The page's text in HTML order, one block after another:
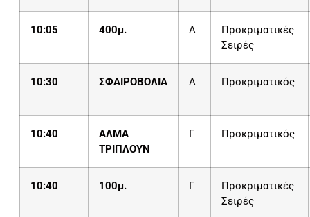
10:05 400μ. Α
Προκριματικές
Σειρές
10:30 ΣΦΑΙΡΟΒΟΛΙΑ Α Προκριματικός
10:40
ΑΛΜΑ
ΤΡΙΠΛΟΥΝ
Γ Προκριματικός
10:40 100μ. Γ
Προκριματικές
Σειρές